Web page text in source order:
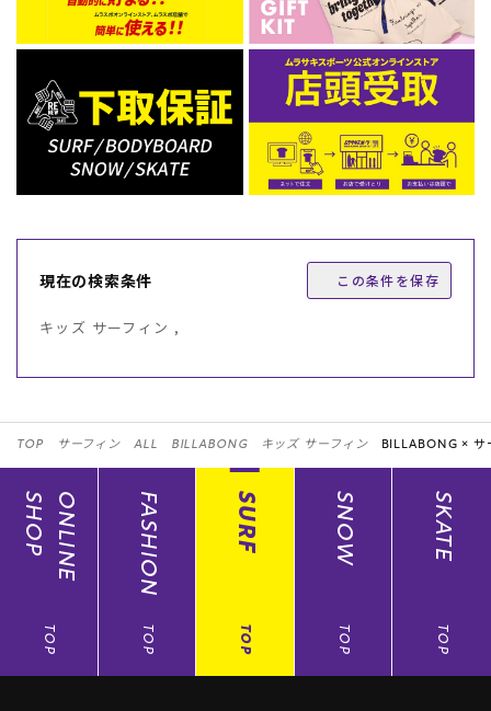
現在の検索条件 この条件を保存
キッズ サーフィン ,
TOP サーフィン ALL BILLABONG キッズ サーフィン BILLABONG × サ
ONLINE
SHOP
TOP
FASHION
TOP
SURF
TOP
SNOW
TOP
SKATE
TOP